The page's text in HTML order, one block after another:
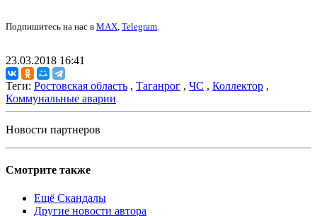
Подпишитесь на нас в MAX, Telegram.
23.03.2018 16:41
Теги: Ростовская область , Таганрог , ЧС , Коллектор ,
Коммунальные аварии
Новости партнеров
Смотрите также
Ещё Скандалы
Другие новости автора